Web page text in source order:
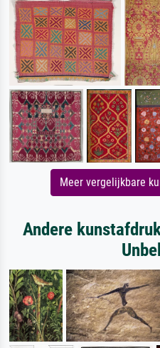
Meer vergelijkbare
Andere